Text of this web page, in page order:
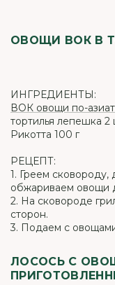
ОВОЩИ ВОК В
ИНГРЕДИЕНТЫ:
ВОК овощи по-
тортилья лепешка 2
Рикотта 100 г
РЕЦЕПТ:
1. Греем сковороду,
обжариваем овощи
2. На сковороде
сторон.
3. Подаем с
ЛОСОСЬ С